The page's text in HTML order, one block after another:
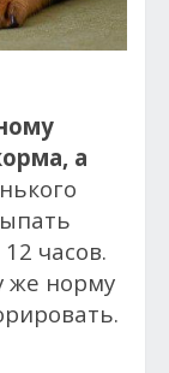
а
часов.
же норму